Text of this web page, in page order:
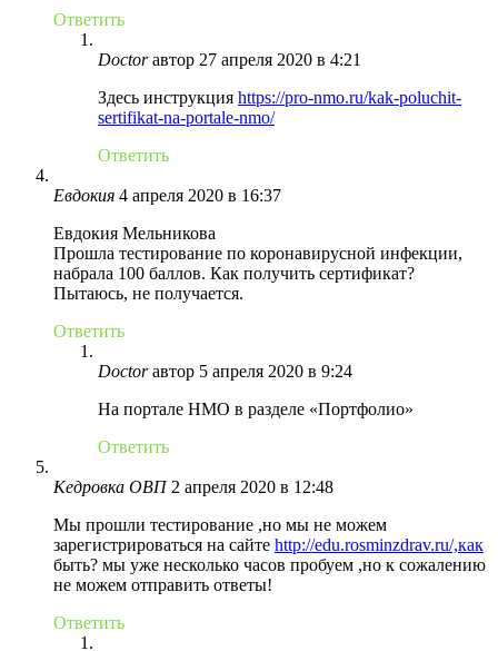
Ответить
Doctor автор 27 апреля 2020 в 4:21
Здесь инструкция https://pro-nmo.ru/kak-poluchit-
sertifikat-na-portale-nmo/
Ответить
Евдокия 4 апреля 2020 в 16:37
Евдокия Мельникова
Прошла тестирование по коронавирусной инфекции,
набрала 100 баллов. Как получить сертификат?
Пытаюсь, не получается.
Ответить
Doctor автор 5 апреля 2020 в 9:24
На портале НМО в разделе «Портфолио»
Ответить
Кедровка ОВП 2 апреля 2020 в 12:48
Мы прошли тестирование ,но мы не можем
зарегистрироваться на сайте http://edu.rosminzdrav.ru/,как
быть? мы уже несколько часов пробуем ,но к сожалению
не можем отправить ответы!
Ответить